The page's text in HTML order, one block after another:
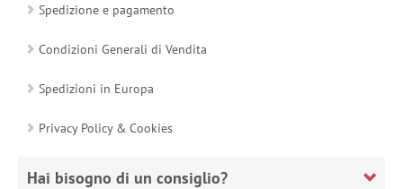
Spedizione e pagamento
Condizioni Generali di Vendita
Spedizioni in Europa
Privacy Policy & Cookies
Hai bisogno di un consiglio?